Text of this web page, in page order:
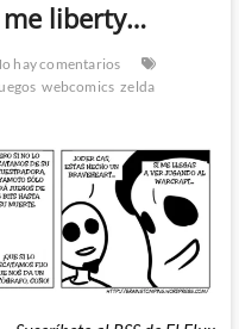
me liberty…
hay comentarios
webcomics zelda